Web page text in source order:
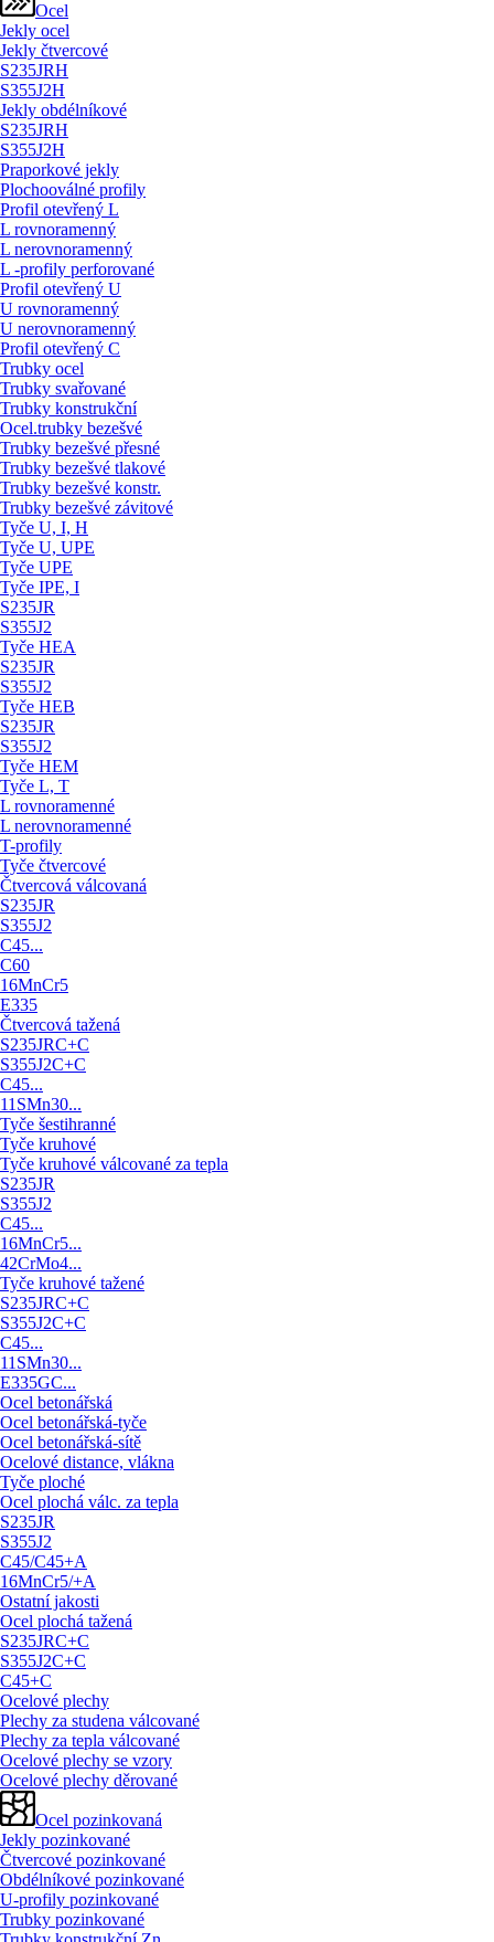
Ocel
Jekly ocel
Jekly čtvercové
S235JRH
S355J2H
Jekly obdélníkové
S235JRH
S355J2H
Praporkové jekly
Plochooválné profily
Profil otevřený L
L rovnoramenný
L nerovnoramenný
L -profily perforované
Profil otevřený U
U rovnoramenný
U nerovnoramenný
Profil otevřený C
Trubky ocel
Trubky svařované
Trubky konstrukční
Ocel.trubky bezešvé
Trubky bezešvé přesné
Trubky bezešvé tlakové
Trubky bezešvé konstr.
Trubky bezešvé závitové
Tyče U, I, H
Tyče U, UPE
Tyče UPE
Tyče IPE, I
S235JR
S355J2
Tyče HEA
S235JR
S355J2
Tyče HEB
S235JR
S355J2
Tyče HEM
Tyče L, T
L rovnoramenné
L nerovnoramenné
T-profily
Tyče čtvercové
Čtvercová válcovaná
S235JR
S355J2
C45...
C60
16MnCr5
E335
Čtvercová tažená
S235JRC+C
S355J2C+C
C45...
11SMn30...
Tyče šestihranné
Tyče kruhové
Tyče kruhové válcované za tepla
S235JR
S355J2
C45...
16MnCr5...
42CrMo4...
Tyče kruhové tažené
S235JRC+C
S355J2C+C
C45...
11SMn30...
E335GC...
Ocel betonářská
Ocel betonářská-tyče
Ocel betonářská-sítě
Ocelové distance, vlákna
Tyče ploché
Ocel plochá válc. za tepla
S235JR
S355J2
C45/C45+A
16MnCr5/+A
Ostatní jakosti
Ocel plochá tažená
S235JRC+C
S355J2C+C
C45+C
Ocelové plechy
Plechy za studena válcované
Plechy za tepla válcované
Ocelové plechy se vzory
Ocelové plechy děrované
Ocel pozinkovaná
Jekly pozinkované
Čtvercové pozinkované
Obdélníkové pozinkované
U-profily pozinkované
Trubky pozinkované